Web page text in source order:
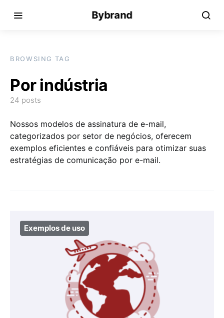
Bybrand
BROWSING TAG
Por indústria
24 posts
Nossos modelos de assinatura de e-mail,
categorizados por setor de negócios, oferecem
exemplos eficientes e confiáveis para otimizar suas
estratégias de comunicação por e-mail.
Exemplos de uso